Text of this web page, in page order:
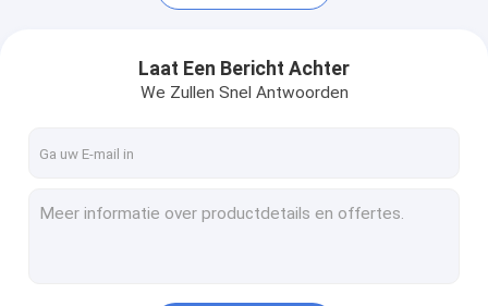
De sorteerder van de Wenyaokleur
De sorteerder van de rijstkleur
Laat Een Bericht Achter
We Zullen Snel Antwoorden